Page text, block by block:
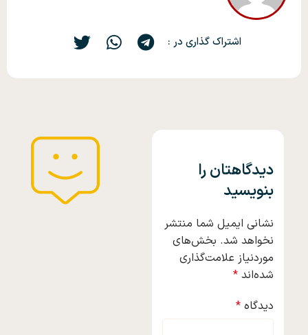
اشتراک گذاری در :
دیدگاهتان را
بنویسید
نشانی ایمیل شما منتشر
نخواهد شد. بخش‌های
موردنیاز علامت‌گذاری
شده‌اند *
دیدگاه *